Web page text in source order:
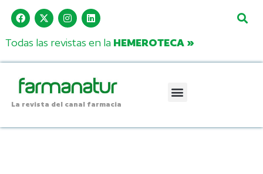
Todas las revistas en la HEMEROTECA »
La revista del canal farmacia